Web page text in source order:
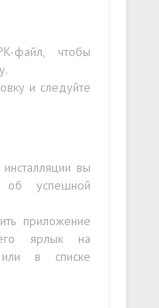
файл, чтобы
и следуйте
вы
об успешной
приложение
ярлык на
в списке